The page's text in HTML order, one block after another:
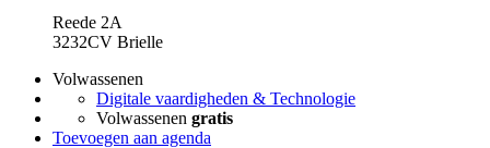
Reede 2A
3232CV Brielle
Volwassenen
Digitale vaardigheden & Technologie
Volwassenen gratis
Toevoegen aan agenda